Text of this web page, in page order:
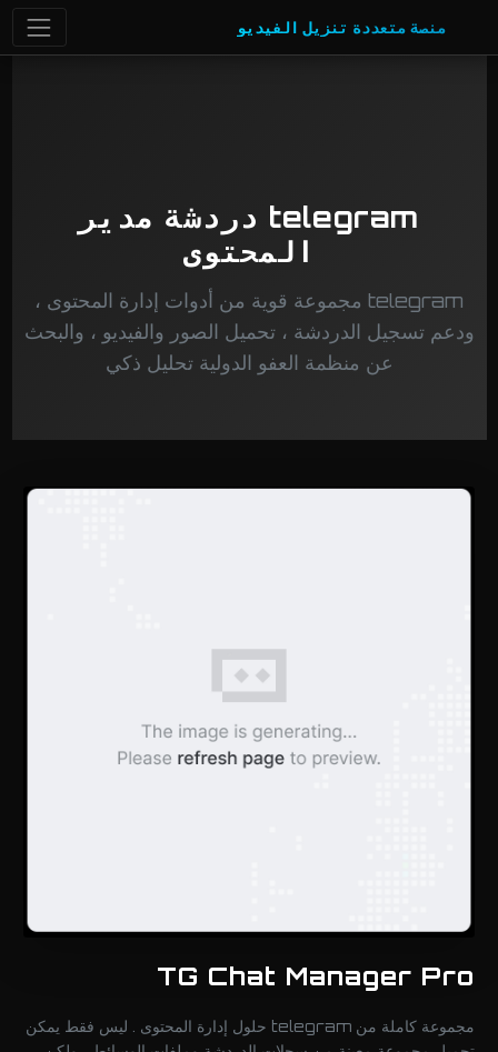
منصة متعددة تنزيل الفيديو
telegram دردشة مدير
المحتوى
telegram مجموعة قوية من أدوات إدارة المحتوى ،
ودعم تسجيل الدردشة ، تحميل الصور والفيديو ، والبحث
عن منظمة العفو الدولية تحليل ذكي
TG Chat Manager Pro
مجموعة كاملة من telegram حلول إدارة المحتوى . ليس فقط يمكن